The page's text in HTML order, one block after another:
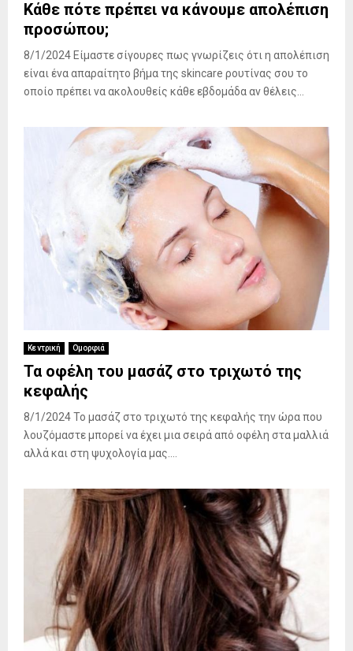
Κάθε πότε πρέπει να κάνουμε απολέπιση
προσώπου;
8/1/2024 Είμαστε σίγουρες πως γνωρίζεις ότι η απολέπιση
είναι ένα απαραίτητο βήμα της skincare ρουτίνας σου το
οποίο πρέπει να ακολουθείς κάθε εβδομάδα αν θέλεις...
Κεντρική Ομορφιά
Τα οφέλη του μασάζ στο τριχωτό της
κεφαλής
8/1/2024 Το μασάζ στο τριχωτό της κεφαλής την ώρα που
λουζόμαστε μπορεί να έχει μια σειρά από οφέλη στα μαλλιά
αλλά και στη ψυχολογία μας....